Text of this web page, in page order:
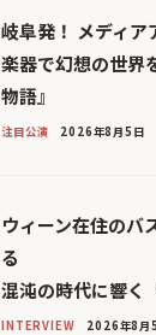
岐阜発！ メディ
楽器で幻想の世界
物語』
注目公演 2026年8月5日
ウィーン在住のバ
る
混沌の時代に響く
INTERVIEW 2026年8月